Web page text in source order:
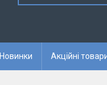
Новинки Акційні